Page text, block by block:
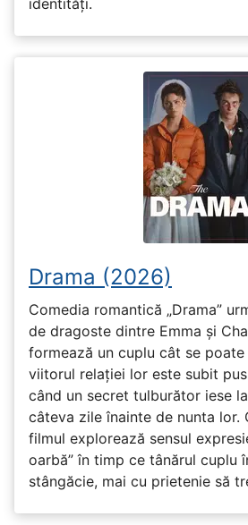
identități.
Drama (2026)
Comedia romantică „Drama”
de dragoste dintre Emma și
formează un cuplu cât se
viitorul relației lor este subit
când un secret tulburător iese
câteva zile înainte de nunta lor.
filmul explorează sensul
oarbă” în timp ce tânărul cuplu
stângăcie, mai cu prietenie să